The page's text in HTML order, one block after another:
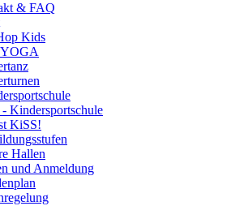
& FAQ
Kids
Kindersportschule
KiSS!
Hallen
und Anmeldung